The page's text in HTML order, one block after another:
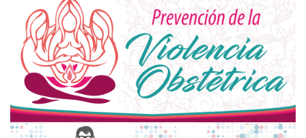
defensordelpueblocorrientes
@hotmail.com
prensadefensordelpueblo@gmail.com